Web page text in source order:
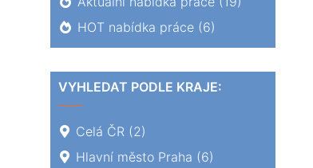
HOT nabídka práce (6)
VYHLEDAT PODLE KRAJE:
Celá ČR (2)
Hlavní město Praha (6)